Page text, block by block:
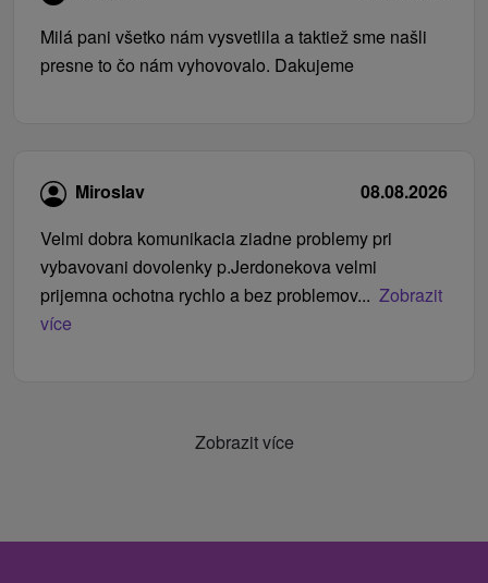
Milá pani všetko nám vysvetlila a taktiež sme našli
presne to čo nám vyhovovalo. Dakujeme
Miroslav
08.08.2026
Velmi dobra komunikacia ziadne problemy pri
vybavovani dovolenky p.Jerdonekova velmi
prijemna ochotna rychlo a bez problemov... Zobrazit
více
Zobrazit více